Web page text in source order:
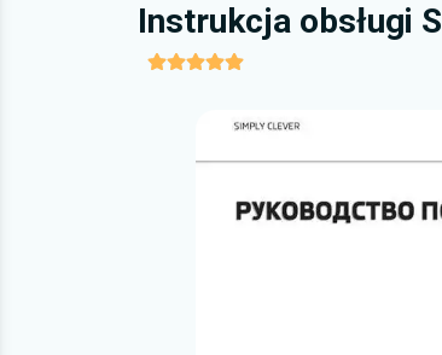
Instrukcja obsługi